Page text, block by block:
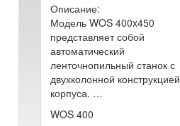
Описание:
Модель WOS 400x450
представляет собой
автоматический
ленточнопильный станок с
двухколонной конструкцией
корпуса. …
WOS 400